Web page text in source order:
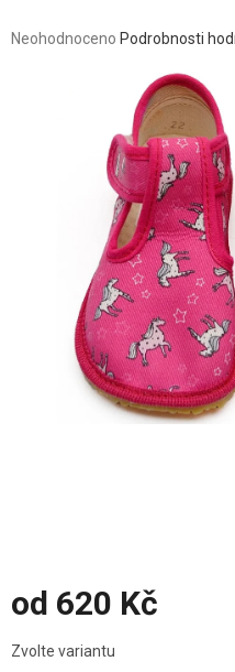
Průměrné
Neohodnoceno Podrobnosti
od 620 Kč
cena:
Zvolte variantu